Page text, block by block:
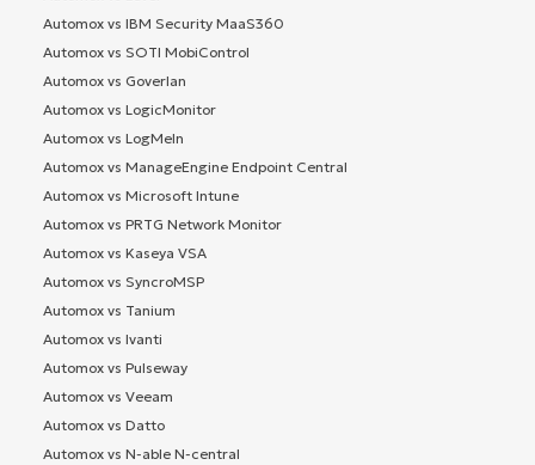
Automox vs IBM Security MaaS360
Automox vs SOTI MobiControl
Automox vs Goverlan
Automox vs LogicMonitor
Automox vs LogMeIn
Automox vs ManageEngine Endpoint Central
Automox vs Microsoft Intune
Automox vs PRTG Network Monitor
Automox vs Kaseya VSA
Automox vs SyncroMSP
Automox vs Tanium
Automox vs Ivanti
Automox vs Pulseway
Automox vs Veeam
Automox vs Datto
Automox vs N-able N-central